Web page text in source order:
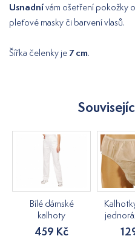
Usnadnívám ošetření pokožky
pleťové masky či barvení vlasů.
Šířka čelenky je 7 cm.
Bílé dámské
kalhoty
459 Kč